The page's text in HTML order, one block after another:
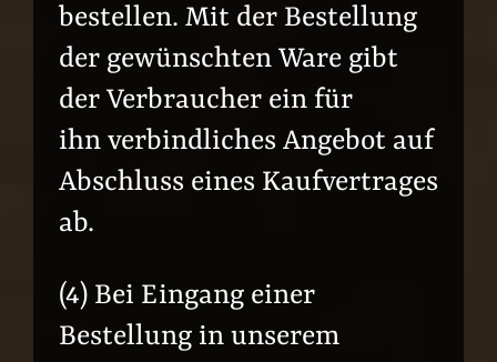
bestellen. Mit der Bestellung
der gewünschten Ware gibt
der Verbraucher ein für
ihn verbindliches Angebot auf
Abschluss eines Kaufvertrages
ab.
(4) Bei Eingang einer
Bestellung in unserem